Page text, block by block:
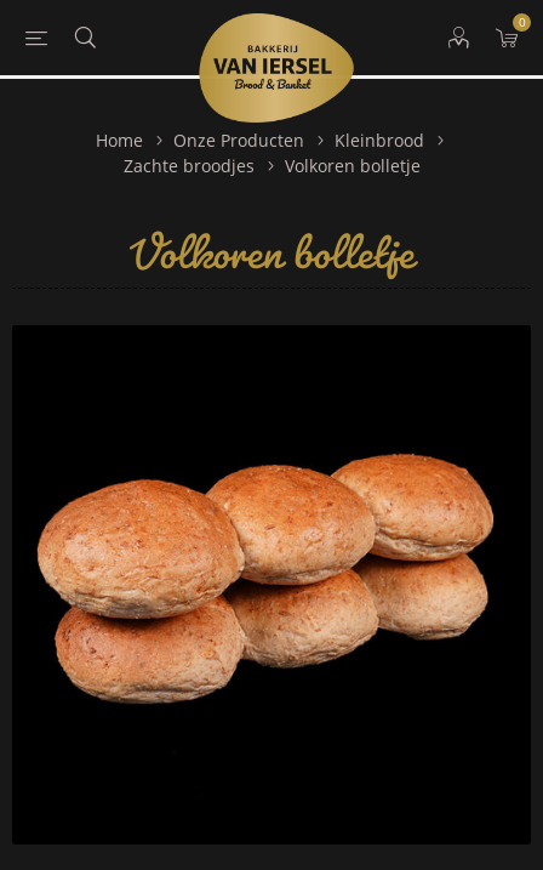
0
Home Onze Producten
Kleinbrood
Zachte broodjes
Volkoren bolletje
Volkoren bolletje